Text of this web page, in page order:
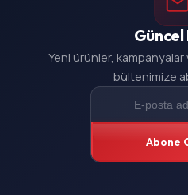
Güncel
Yeni ürünler,
bültenimize
Abone